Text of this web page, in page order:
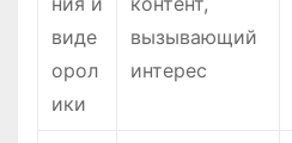
виде
орол
ики
вызывающий
интерес